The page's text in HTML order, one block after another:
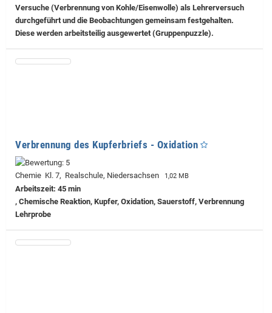
Versuche (Verbrennung von Kohle/Eisenwolle) als Lehrerversuch
durchgeführt und die Beobachtungen gemeinsam festgehalten.
Diese werden arbeitsteilig ausgewertet (Gruppenpuzzle).
Verbrennung des Kupferbriefs - Oxidation
Chemie Kl. 7, Realschule, Niedersachsen 1,02 MB
Arbeitszeit: 45 min
, Chemische Reaktion, Kupfer, Oxidation, Sauerstoff, Verbrennung
Lehrprobe